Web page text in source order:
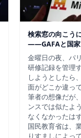
検索窓の向こう
——GAFAと国家
金曜日の夜、パ
研修記録を管理
しようとしたら
面がどこか違っ
筆者の想像だが
ンスでは似たよ
なくなかったは
国民教育省は、
りすましによっ